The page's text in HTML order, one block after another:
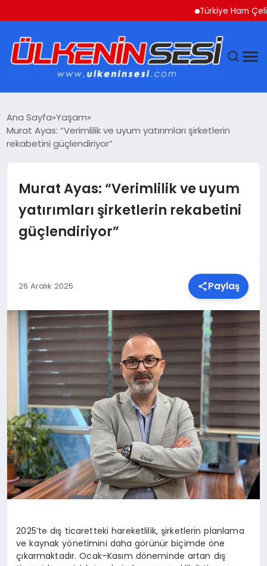
Türkiye Ham Çelik
EKONOMI
SAĞLIK
TEKNOLOJI
YAŞAM
MALATYA HABERLERI
Ana Sayfa Yaşam
Murat Ayas: “Verimlilik ve uyum yatırımları şirketlerin
rekabetini güçlendiriyor”
Murat Ayas: “Verimlilik ve uyum
yatırımları şirketlerin rekabetini
güçlendiriyor”
26 Aralık 2025 Paylaş
2025’te dış ticaretteki hareketlilik, şirketlerin planlama
ve kaynak yönetimini daha görünür biçimde öne
çıkarmaktadır. Ocak–Kasım döneminde artan dış